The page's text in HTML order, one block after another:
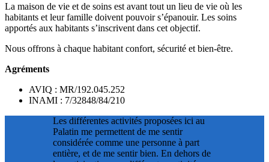
La maison de vie et de soins est avant tout un lieu de vie où les
habitants et leur famille doivent pouvoir s’épanouir. Les soins
apportés aux habitants s’inscrivent dans cet objectif.
Nous offrons à chaque habitant confort, sécurité et bien-être.
Agréments
AVIQ : MR/192.045.252
INAMI : 7/32848/84/210
Les différentes activités proposées ici au
Palatin me permettent de me sentir
considérée comme une personne à part
entière, et de me sentir bien. En dehors de